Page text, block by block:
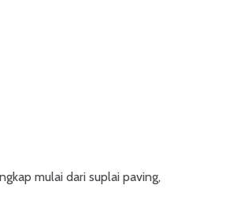
mulai dari suplai paving,